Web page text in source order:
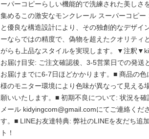
ーパーコピーらしい機能的で洗練された美しさ
集めるこの激安なモンクレール スーパーコピ
と優良な構造設計により、その独創的なデザイ
ーならではの精度で、偽物を超えたクオリティ
がらも上品なスタイルを実現します。▼注釈
お届け目安: ご注文確認後、3-5営業日での発送
お届けまでに6-7日ほどかかります。■ 商品の
様のモニター環境により色味が異なって見える
願いいたします。■ 初期不良について: 状況を
メール kidyingcom@gmail.comにてご連絡くだ
す。■ LINEお友達特典: 弊社のLINEを友だち追
ト！